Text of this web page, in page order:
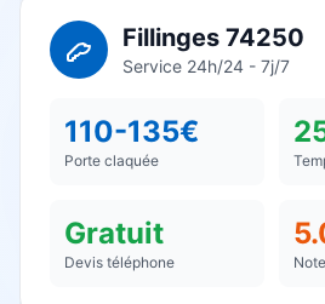
Fillinges 74250
Service 24h/24 - 7j/7
110-135€
Porte claquée
Gratuit
Devis téléphone